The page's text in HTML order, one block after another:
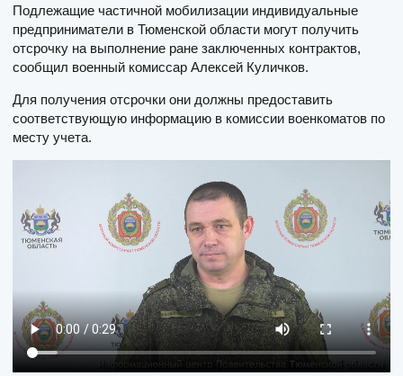
Подлежащие частичной мобилизации индивидуальные
предприниматели в Тюменской области могут получить
отсрочку на выполнение ране заключенных контрактов,
сообщил военный комиссар Алексей Куличков.
Для получения отсрочки они должны предоставить
соответствующую информацию в комиссии военкоматов по
месту учета.